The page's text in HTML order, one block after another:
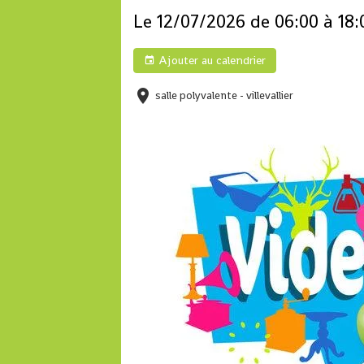
Le 12/07/2026 de 06:00 à
Ajouter au calendrier
salle polyvalente - villevallier